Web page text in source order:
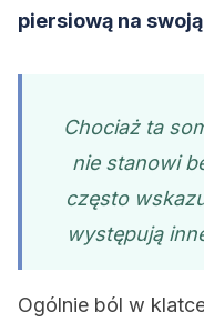
piersiową na
Chociaż ta
nie stanowi
często
występują
Ogólnie ból w